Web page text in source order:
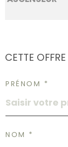
CETTE OFFRE
PRÉNOM *
NOM *